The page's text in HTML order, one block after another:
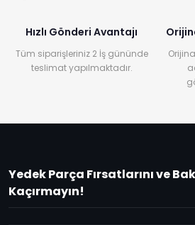
Hızlı Gönderi Avantajı
Tüm siparişleriniz 2 İş gününde
teslimat yapılmaktadır.
Yedek Parça Fırsatlarını ve
Kaçırmayın!